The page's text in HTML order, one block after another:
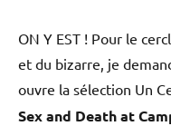
ON Y EST ! Pour le
et du bizarre, je
ouvre la sélection Un
Sex and Death at